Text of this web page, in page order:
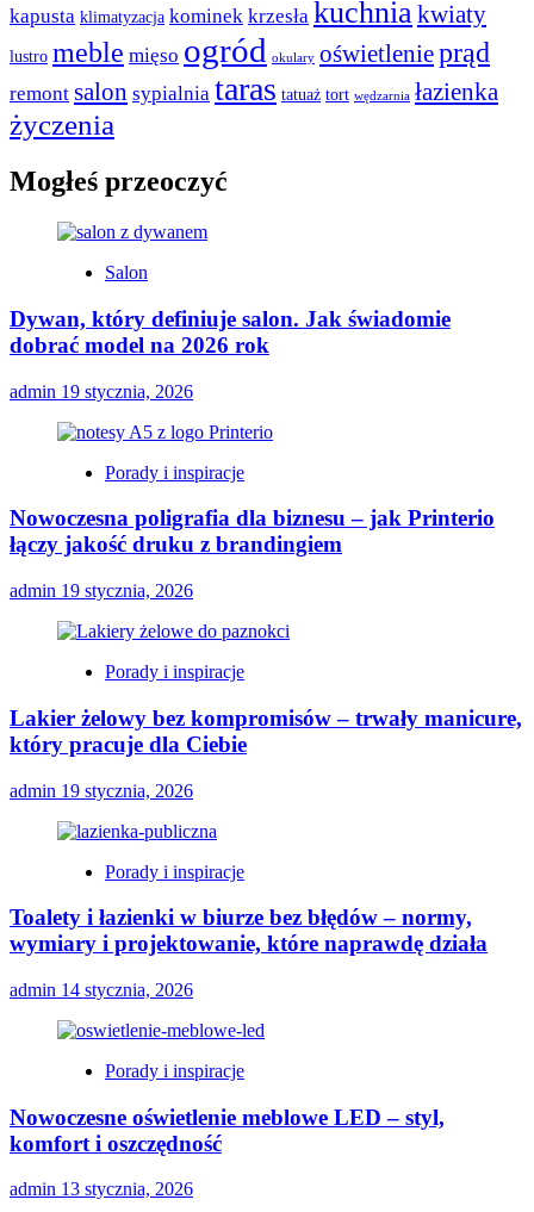
kapusta klimatyzacja kominek krzesła kuchniakwiaty
lustro meble mięso ogród okulary oświetlenieprąd
remont salon sypialnia taras tatuaż tort wędzarnia łazienka
życzenia
Mogłeś przeoczyć
Salon
Dywan, który definiuje salon. Jak świadomie
dobrać model na 2026 rok
admin 19 stycznia, 2026
Porady i inspiracje
Nowoczesna poligrafia dla biznesu – jak Printerio
łączy jakość druku z brandingiem
admin 19 stycznia, 2026
Porady i inspiracje
Lakier żelowy bez kompromisów – trwały manicure,
który pracuje dla Ciebie
admin 19 stycznia, 2026
Porady i inspiracje
Toalety i łazienki w biurze bez błędów – normy,
wymiary i projektowanie, które naprawdę działa
admin 14 stycznia, 2026
Porady i inspiracje
Nowoczesne oświetlenie meblowe LED – styl,
komfort i oszczędność
admin 13 stycznia, 2026